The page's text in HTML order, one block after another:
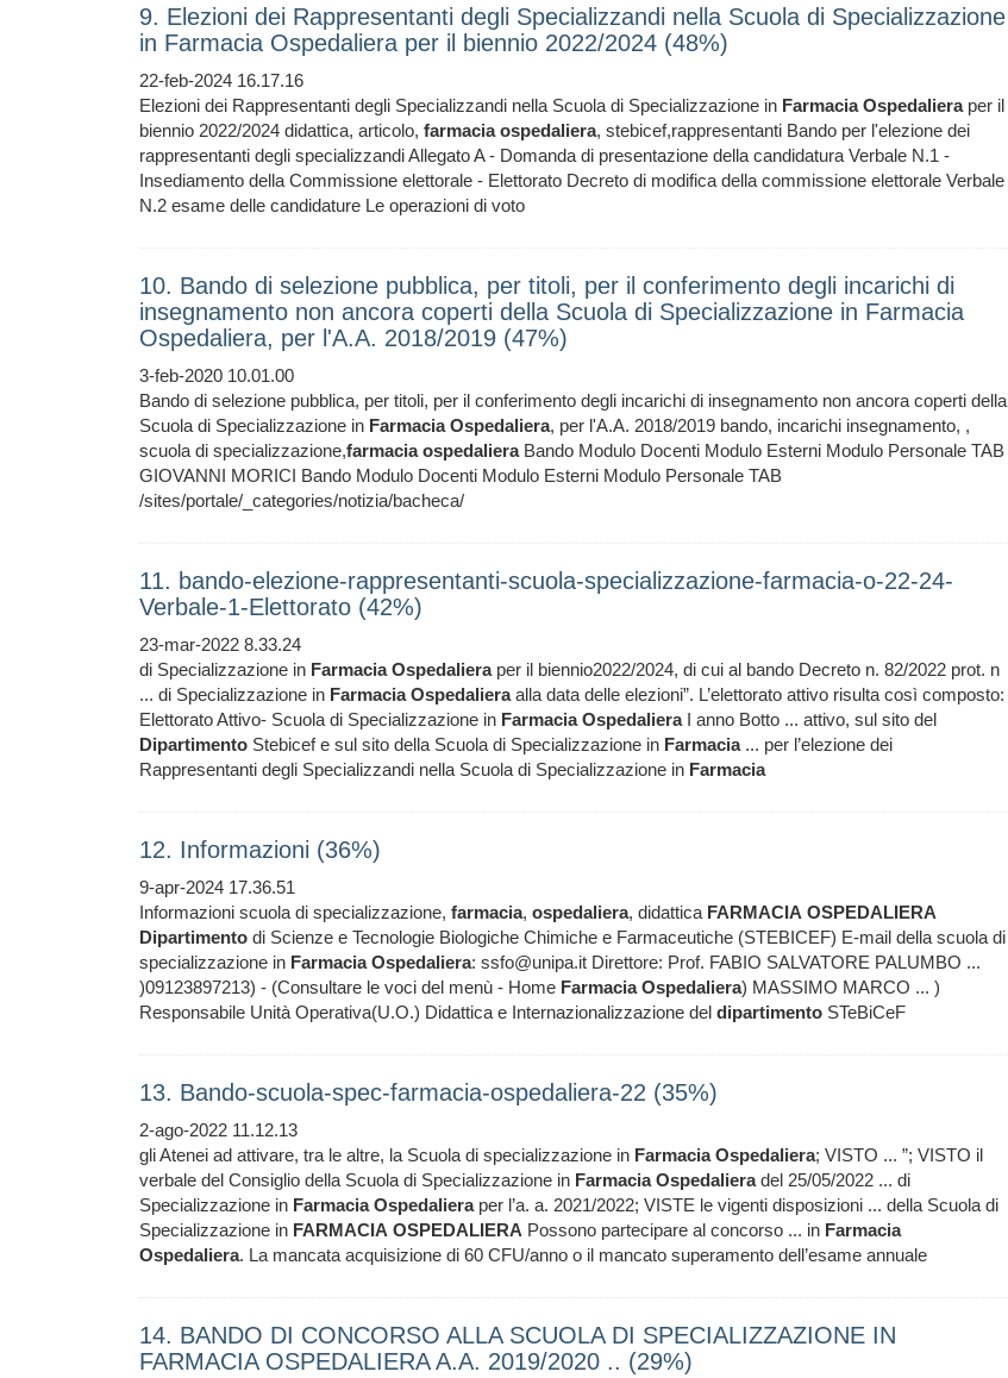
9. Elezioni dei Rappresentanti degli Specializzandi nella Scuola di Specializzazione
in Farmacia Ospedaliera per il biennio 2022/2024 (48%)
22-feb-2024 16.17.16
Elezioni dei Rappresentanti degli Specializzandi nella Scuola di Specializzazione in Farmacia Ospedalieraper il
biennio 2022/2024 didattica, articolo, farmacia ospedaliera, stebicef,rappresentanti Bando per l'elezione dei
rappresentanti degli specializzandi Allegato A - Domanda di presentazione della candidatura Verbale N.1 -
Insediamento della Commissione elettorale - Elettorato Decreto di modifica della commissione elettorale Verbale
N.2 esame delle candidature Le operazioni di voto
10. Bando di selezione pubblica, per titoli, per il conferimento degli incarichi di
insegnamento non ancora coperti della Scuola di Specializzazione in Farmacia
Ospedaliera, per l'A.A. 2018/2019 (47%)
3-feb-2020 10.01.00
Bando di selezione pubblica, per titoli, per il conferimento degli incarichi di insegnamento non ancora coperti della
Scuola di Specializzazione in Farmacia Ospedaliera, per l'A.A. 2018/2019 bando, incarichi insegnamento, ,
scuola di specializzazione,farmacia ospedalieraBando Modulo Docenti Modulo Esterni Modulo Personale TAB
GIOVANNI MORICI Bando Modulo Docenti Modulo Esterni Modulo Personale TAB
/sites/portale/_categories/notizia/bacheca/
11. bando-elezione-rappresentanti-scuola-specializzazione-farmacia-o-22-24-
Verbale-1-Elettorato (42%)
23-mar-2022 8.33.24
di Specializzazione in Farmacia Ospedalieraper il biennio2022/2024, di cui al bando Decreto n. 82/2022 prot. n
... di Specializzazione in Farmacia Ospedalieraalla data delle elezioni”. L’elettorato attivo risulta così composto:
Elettorato Attivo- Scuola di Specializzazione in Farmacia OspedalieraI anno Botto ... attivo, sul sito del
Dipartimento Stebicef e sul sito della Scuola di Specializzazione in Farmacia... per l’elezione dei
Rappresentanti degli Specializzandi nella Scuola di Specializzazione in Farmacia
12. Informazioni (36%)
9-apr-2024 17.36.51
Informazioni scuola di specializzazione, farmacia, ospedaliera, didattica FARMACIA OSPEDALIERA
Dipartimento di Scienze e Tecnologie Biologiche Chimiche e Farmaceutiche (STEBICEF) E-mail della scuola di
specializzazione in Farmacia Ospedaliera: ssfo@unipa.it Direttore: Prof. FABIO SALVATORE PALUMBO ...
)09123897213) - (Consultare le voci del menù - Home Farmacia Ospedaliera) MASSIMO MARCO ... )
Responsabile Unità Operativa(U.O.) Didattica e Internazionalizzazione del dipartimento STeBiCeF
13. Bando-scuola-spec-farmacia-ospedaliera-22 (35%)
2-ago-2022 11.12.13
gli Atenei ad attivare, tra le altre, la Scuola di specializzazione in Farmacia Ospedaliera; VISTO ... ”; VISTO il
verbale del Consiglio della Scuola di Specializzazione in Farmacia Ospedalieradel 25/05/2022 ... di
Specializzazione in Farmacia Ospedalieraper l’a. a. 2021/2022; VISTE le vigenti disposizioni ... della Scuola di
Specializzazione in FARMACIA OSPEDALIERA Possono partecipare al concorso ... in Farmacia
Ospedaliera. La mancata acquisizione di 60 CFU/anno o il mancato superamento dell’esame annuale
14. BANDO DI CONCORSO ALLA SCUOLA DI SPECIALIZZAZIONE IN
FARMACIA OSPEDALIERA A.A. 2019/2020 .. (29%)